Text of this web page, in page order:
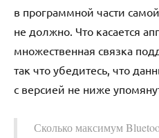
в программной части
не должно. Что касается
множественная связка
так что убедитесь, что
с версией не ниже
Сколько максимум